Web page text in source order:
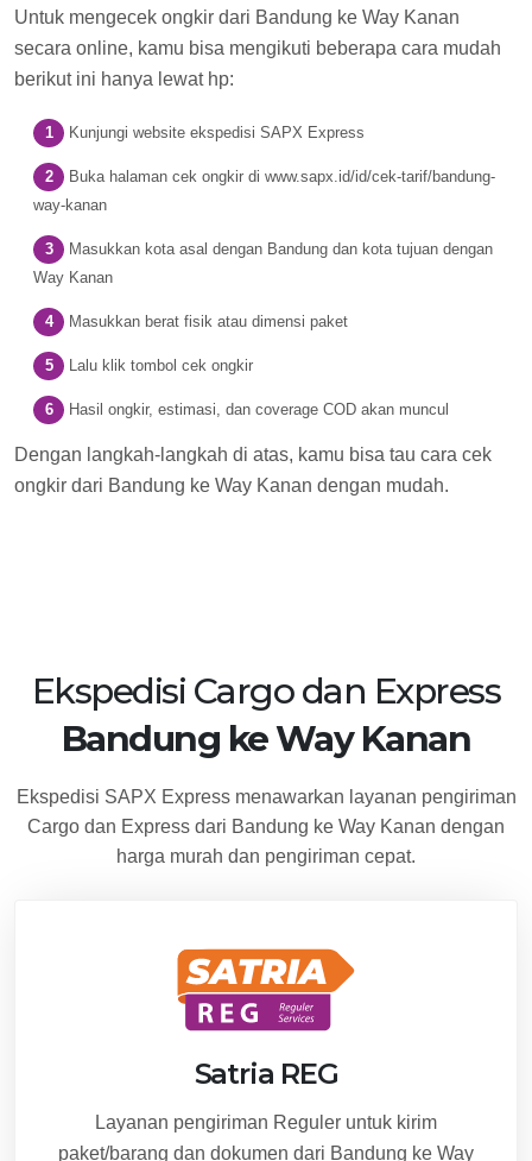
Untuk mengecek ongkir dari Bandung ke Way Kanan
secara online, kamu bisa mengikuti beberapa cara mudah
berikut ini hanya lewat hp:
Kunjungi website ekspedisi SAPX Express
Buka halaman cek ongkir di www.sapx.id/id/cek-tarif/bandung-
way-kanan
Masukkan kota asal dengan Bandung dan kota tujuan dengan
Way Kanan
Masukkan berat fisik atau dimensi paket
Lalu klik tombol cek ongkir
Hasil ongkir, estimasi, dan coverage COD akan muncul
Dengan langkah-langkah di atas, kamu bisa tau cara cek
ongkir dari Bandung ke Way Kanan dengan mudah.
Ekspedisi Cargo dan Express
Bandung ke Way Kanan
Ekspedisi SAPX Express menawarkan layanan pengiriman
Cargo dan Express dari Bandung ke Way Kanan dengan
harga murah dan pengiriman cepat.
Satria REG
Layanan pengiriman Reguler untuk kirim
paket/barang dan dokumen dari Bandung ke Way